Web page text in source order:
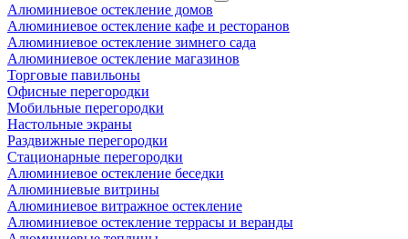
Алюминиевое остекление домов
Алюминиевое остекление кафе и ресторанов
Алюминиевое остекление зимнего сада
Алюминиевое остекление магазинов
Торговые павильоны
Офисные перегородки
Мобильные перегородки
Настольные экраны
Раздвижные перегородки
Стационарные перегородки
Алюминиевое остекление беседки
Алюминиевые витрины
Алюминиевое витражное остекление
Алюминиевое остекление террасы и веранды